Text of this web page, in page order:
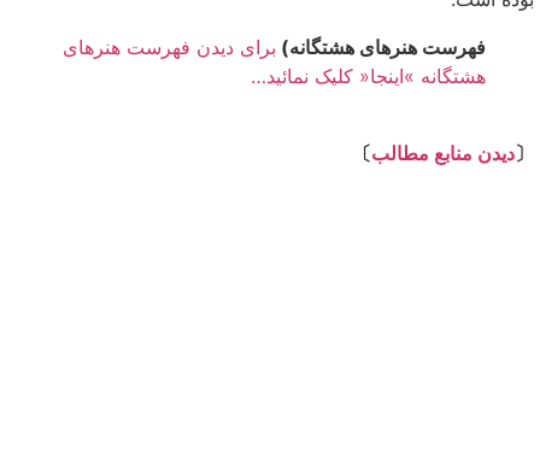
فهرست هنرهای هشتگانه) برای دیدن فهرست هنرهای
هشتگانه »اینجا« کلیک نمائید…
〔دیدن منابع مطالب〕